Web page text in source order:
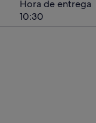
Hora de entrega